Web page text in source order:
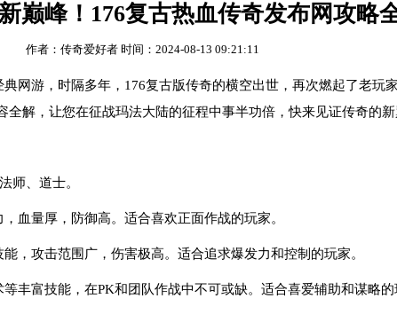
巅峰！176复古热血传奇发布网攻略
作者：传奇爱好者 时间：2024-08-13 09:21:11
网游，时隔多年，176复古版传奇的横空出世，再次燃起了老玩
解，让您在征战玛法大陆的征程中事半功倍，快来见证传奇的新
师、道士。
血量厚，防御高。适合喜欢正面作战的玩家。
，攻击范围广，伤害极高。适合追求爆发力和控制的玩家。
丰富技能，在PK和团队作战中不可或缺。适合喜爱辅助和谋略的